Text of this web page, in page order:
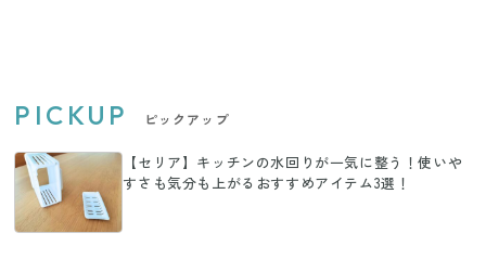
PICKUP ピックアップ
【セリア】キッチンの水回りが一気に整う！使いや
すさも気分も上がるおすすめアイテム3選！